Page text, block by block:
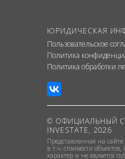
ЮРИДИЧЕСКАЯ
Пользовательское
Политика
Политика обработки
© ОФИЦИАЛЬНЫЙ
INVESTATE, 2026
Представленная на
в т.ч. стоимости
характер и не является